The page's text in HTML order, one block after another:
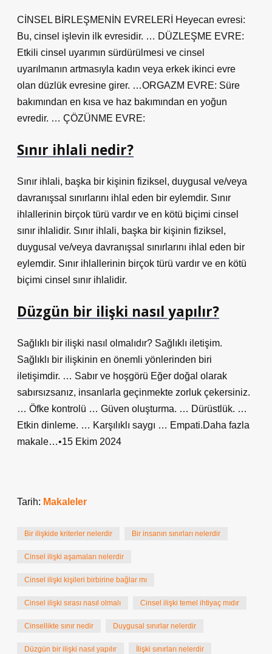
CİNSEL BİRLEŞMENİN EVRELERİ Heyecan evresi:
Bu, cinsel işlevin ilk evresidir. … DÜZLEŞME EVRE:
Etkili cinsel uyarımın sürdürülmesi ve cinsel
uyarılmanın artmasıyla kadın veya erkek ikinci evre
olan düzlük evresine girer. …ORGAZM EVRE: Süre
bakımından en kısa ve haz bakımından en yoğun
evredir. … ÇÖZÜNME EVRE:
Sınır ihlali nedir?
Sınır ihlali, başka bir kişinin fiziksel, duygusal ve/veya
davranışsal sınırlarını ihlal eden bir eylemdir. Sınır
ihlallerinin birçok türü vardır ve en kötü biçimi cinsel
sınır ihlalidir. Sınır ihlali, başka bir kişinin fiziksel,
duygusal ve/veya davranışsal sınırlarını ihlal eden bir
eylemdir. Sınır ihlallerinin birçok türü vardır ve en kötü
biçimi cinsel sınır ihlalidir.
Düzgün bir ilişki nasıl yapılır?
Sağlıklı bir ilişki nasıl olmalıdır? Sağlıklı iletişim.
Sağlıklı bir ilişkinin en önemli yönlerinden biri
iletişimdir. … Sabır ve hoşgörü Eğer doğal olarak
sabırsızsanız, insanlarla geçinmekte zorluk çekersiniz.
… Öfke kontrolü … Güven oluşturma. … Dürüstlük. …
Etkin dinleme. … Karşılıklı saygı … Empati.Daha fazla
makale…•15 Ekim 2024
Tarih: Makaleler
Bir ilişkide kriterler nelerdir Bir insanın sınırları nelerdir
Cinsel ilişki aşamaları nelerdir
Cinsel ilişki kişileri birbirine bağlar mı
Cinsel ilişki sırası nasıl olmalı Cinsel ilişki temel ihtiyaç mıdır
Cinsellikte sınır nedir Duygusal sınırlar nelerdir
Düzgün bir ilişki nasıl yapılır İlişki sınırları nelerdir